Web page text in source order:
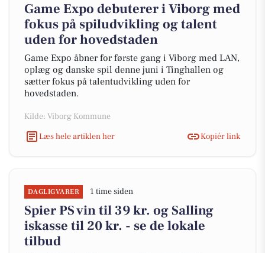
Game Expo debuterer i Viborg med
fokus på spiludvikling og talent
uden for hovedstaden
Game Expo åbner for første gang i Viborg med LAN,
oplæg og danske spil denne juni i Tinghallen og
sætter fokus på talentudvikling uden for
hovedstaden.
Kilde: Viborg Kommune
Læs hele artiklen her
Kopiér link
DAGLIGVARER 1 time siden
Spier PS vin til 39 kr. og Salling
iskasse til 20 kr. - se de lokale
tilbud